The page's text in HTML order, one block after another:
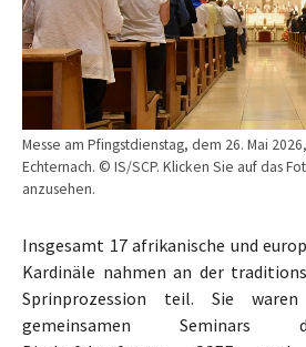
Messe am Pfingstdienstag, dem 26. Mai
Echternach. © IS/SCP. Klicken Sie auf das
anzusehen.
Insgesamt 17 afrikanische und
Kardinäle nahmen an der
Sprinprozession teil. Sie
gemeinsamen Seminars